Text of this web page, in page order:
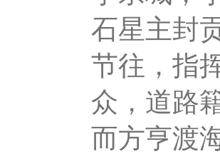
石星主封
节往，指
众，道路
而方亨渡